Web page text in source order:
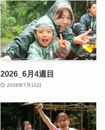
2026_6月4週目
2026年7月12日